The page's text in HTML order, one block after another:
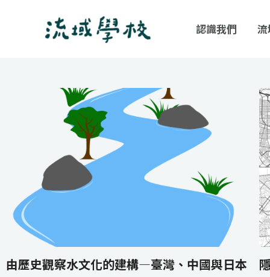
認識我們
由歷史觀察水文化的建構—臺灣、中國與日本